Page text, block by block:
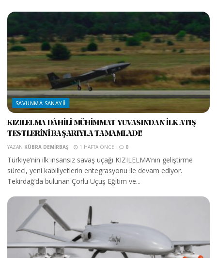
SAVUNMA SANAYII
KIZILELMA DÂHİLİ MÜHİMMAT YUVASINDAN İLK ATIŞ
TESTLERİNİ BAŞARIYLA TAMAMLADI!
YAZAN KÜBRA DEMIRBAŞ 1 HAFTA ÖNCE 0
Türkiye’nin ilk insansız savaş uçağı KIZILELMA’nın geliştirme
süreci, yeni kabiliyetlerin entegrasyonu ile devam ediyor.
Tekirdağ’da bulunan Çorlu Uçuş Eğitim ve...